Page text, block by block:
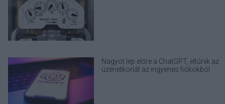
Nagyot lép előre a ChatGPT, eltűnik az
üzenetkorlát az ingyenes fiókokból